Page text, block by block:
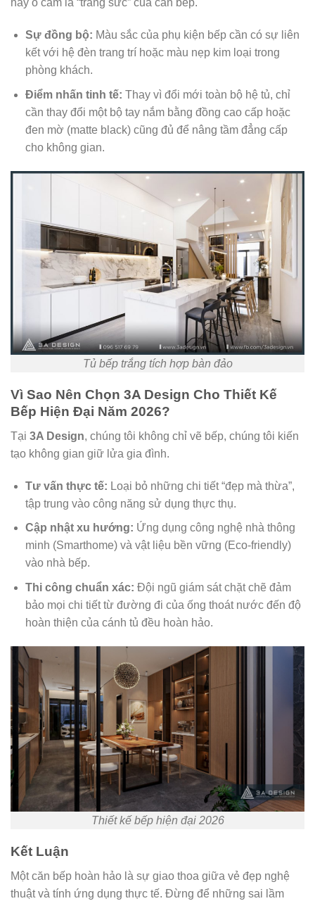
hay ổ cắm là “trang sức” của căn bếp.
Sự đồng bộ: Màu sắc của phụ kiện bếp cần có sự liên
kết với hệ đèn trang trí hoặc màu nẹp kim loại trong
phòng khách.
Điểm nhấn tinh tế: Thay vì đổi mới toàn bộ hệ tủ, chỉ
cần thay đổi một bộ tay nắm bằng đồng cao cấp hoặc
đen mờ (matte black) cũng đủ để nâng tầm đẳng cấp
cho không gian.
Tủ bếp trắng tích hợp bàn đảo
Vì Sao Nên Chọn 3A Design Cho Thiết Kế
Bếp Hiện Đại Năm 2026?
Tại 3A Design, chúng tôi không chỉ vẽ bếp, chúng tôi kiến
tạo không gian giữ lửa gia đình.
Tư vấn thực tế: Loại bỏ những chi tiết “đẹp mà thừa”,
tập trung vào công năng sử dụng thực thụ.
Cập nhật xu hướng: Ứng dụng công nghệ nhà thông
minh (Smarthome) và vật liệu bền vững (Eco-friendly)
vào nhà bếp.
Thi công chuẩn xác: Đội ngũ giám sát chặt chẽ đảm
bảo mọi chi tiết từ đường đi của ống thoát nước đến độ
hoàn thiện của cánh tủ đều hoàn hảo.
Thiết kế bếp hiện đại 2026
Kết Luận
Một căn bếp hoàn hảo là sự giao thoa giữa vẻ đẹp nghệ
thuật và tính ứng dụng thực tế. Đừng để những sai lầm